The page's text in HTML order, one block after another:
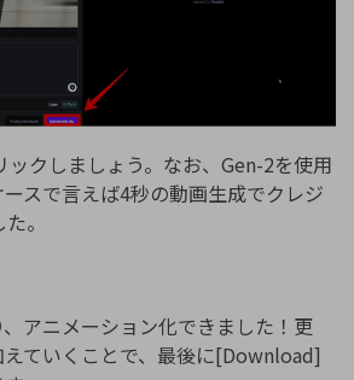
クしましょう。なお、Gen-2を使用
スで言えば4秒の動画生成でクレジ
。
アニメーション化できました！更
ていくことで、最後に[Download]